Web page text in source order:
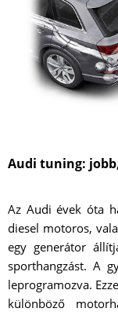
Audi tuning:
Az Audi évek óta
diesel motoros,
egy generátor
sporthangzást. A
leprogramozva.
különböző